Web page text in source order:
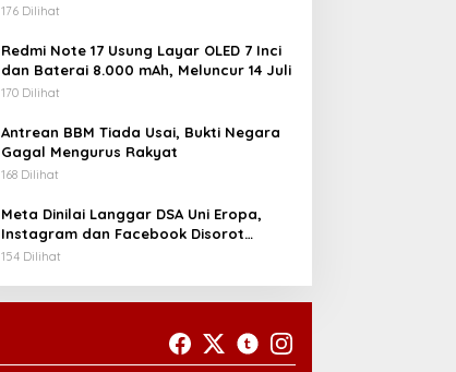
176 Dilihat
Redmi Note 17 Usung Layar OLED 7 Inci
dan Baterai 8.000 mAh, Meluncur 14 Juli
170 Dilihat
Antrean BBM Tiada Usai, Bukti Negara
Gagal Mengurus Rakyat
168 Dilihat
Meta Dinilai Langgar DSA Uni Eropa,
Instagram dan Facebook Disorot
karena Desain Adiktif
154 Dilihat